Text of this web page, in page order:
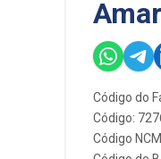
Código do
Código:
Código